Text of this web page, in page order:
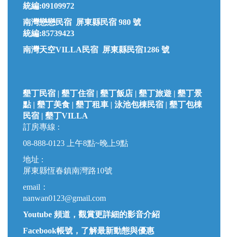
統編:09109972
南灣戀戀民宿 屏東縣民宿 980 號
統編:85739423
南灣天空VILLA民宿 屏東縣民宿1286 號
墾丁民宿 | 墾丁住宿 | 墾丁飯店 | 墾丁旅遊 | 墾丁景
點 | 墾丁美食 | 墾丁租車 | 泳池包棟民宿 | 墾丁包棟
民宿 | 墾丁VILLA
訂房專線 :
08-888-0123 上午8點~晚上9點
地址 :
屏東縣恆春鎮南灣路10號
email：
nanwan0123@gmail.com
Youtube 頻道，觀賞更詳細的影音介紹
Facebook帳號，了解最新動態與優惠